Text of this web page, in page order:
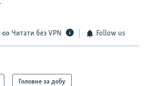
Читати без VPN Follow us
Головне за добу